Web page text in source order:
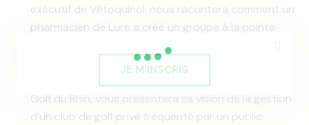
exécutif de Vétoquinol, nous racontera comment un
pharmacien de Lure a créé un groupe à la pointe
des laboratoires vétérinaires mondiaux. Il nous
expliquera aussi un éco-système peu connu.
Vendredi 5 juin : Christine DIETRICH directrice du
Golf du Rhin, vous présentera sa vision de la gestion
d’un club de golf privé fréquenté par un public
JE M'INSCRIS